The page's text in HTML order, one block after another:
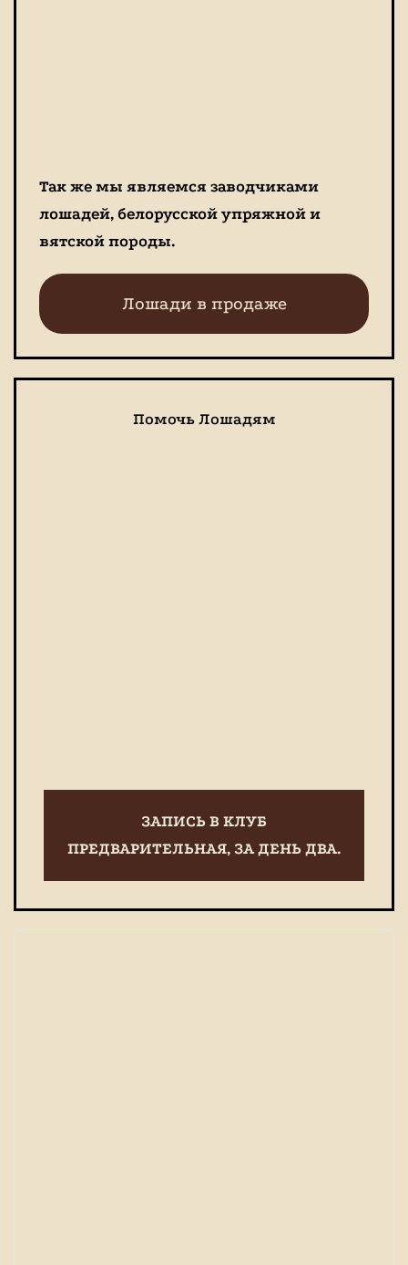
Так же мы являемся заводчиками
лошадей, белорусской упряжной и
вятской породы.
Лошади в продаже
Помочь Лошадям
ЗАПИСЬ В КЛУБ
ПРЕДВАРИТЕЛЬНАЯ, ЗА ДЕНЬ ДВА.